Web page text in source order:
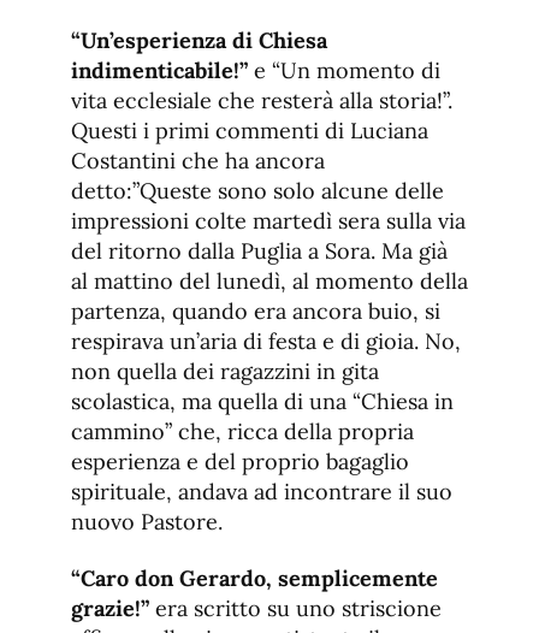
“Un’esperienza di Chiesa
indimenticabile!” e “Un momento di
vita ecclesiale che resterà alla storia!”.
Questi i primi commenti di Luciana
Costantini che ha ancora
detto:”Queste sono solo alcune delle
impressioni colte martedì sera sulla via
del ritorno dalla Puglia a Sora. Ma già
al mattino del lunedì, al momento della
partenza, quando era ancora buio, si
respirava un’aria di festa e di gioia. No,
non quella dei ragazzini in gita
scolastica, ma quella di una “Chiesa in
cammino” che, ricca della propria
esperienza e del proprio bagaglio
spirituale, andava ad incontrare il suo
nuovo Pastore.
“Caro don Gerardo, semplicemente
grazie!” era scritto su uno striscione